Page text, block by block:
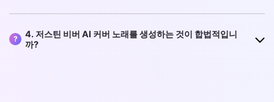
?
4. 저스틴 비버 AI 커버 노래를 생성하는 것이 합법적입니
까?